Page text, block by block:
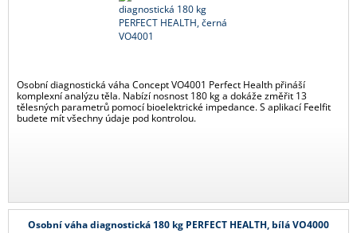
Osobní diagnostická váha Concept VO4001 Perfect Health přináší
komplexní analýzu těla. Nabízí nosnost 180 kg a dokáže změřit 13
tělesných parametrů pomocí bioelektrické impedance. S aplikací Feelfit
budete mít všechny údaje pod kontrolou.
Osobní váha diagnostická 180 kg PERFECT HEALTH, bílá VO4000